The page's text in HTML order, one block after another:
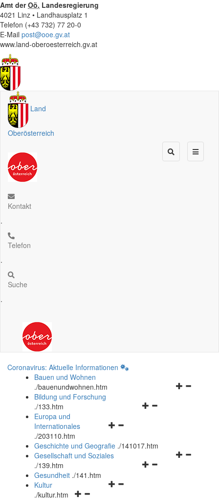
Amt derOö. Landesregierung
4021 Linz • Landhausplatz 1
Telefon (+43 732) 77 20-0
E-Mail post@ooe.gv.at
www.land-oberoesterreich.gv.at
Land
Oberösterreich
Kontakt
.
Telefon
.
Suche
.
Coronavirus: Aktuelle Informationen
Bauen und Wohnen
./bauenundwohnen.htm
Navigationsmenü
Bildung und Forschung
./133.htm
Navigationsmenü
und
schließen
Europa und
Internationales
./203110.htm
Geschichte und Geografie ./141017.htm
Navigationsmenü
Gesellschaft und Soziales
./139.htm
Navigationsmenü
Gesundheit ./141.htm
Navigationsmenü
Kultur
./kultur.htm